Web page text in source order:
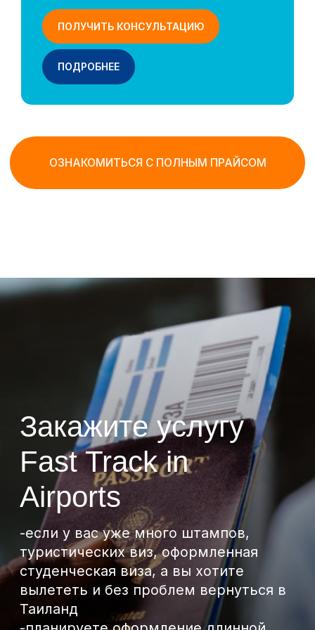
ПОЛУЧИТЬ КОНСУЛЬТАЦИЮ
ПОДРОБНЕЕ
ПОЛУЧИТЬ КОНСУЛЬТАЦИЮ
границы!
В East WInd
Travelмы
И главное — мы работаем официально!
У нас есть офис, лицензия, тайский
и русскоязычный персонал.
Мы не подведём!
Проконсультируем по
важнымвопросам